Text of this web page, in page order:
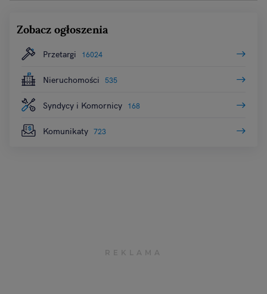
kosztu, lub ich istotnych części składowych.
Zobacz ogłoszenia
Przetargi 16024
Nieruchomości 535
Syndycy i Komornicy 168
Komunikaty 723